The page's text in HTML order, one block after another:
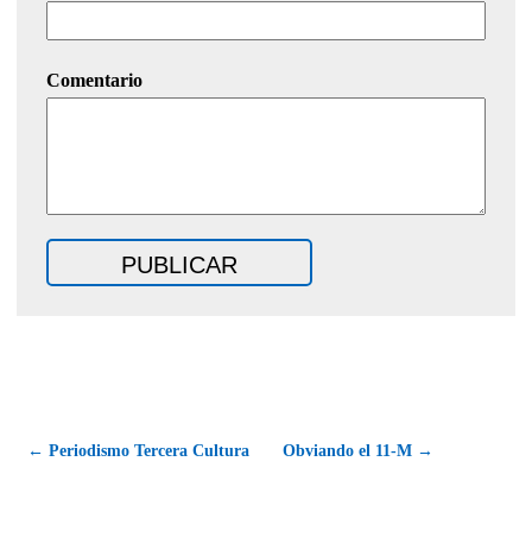
Comentario
← Periodismo Tercera Cultura Obviando el 11-M →